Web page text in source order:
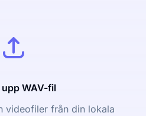
upp WAV-fil
videofiler från din lokala